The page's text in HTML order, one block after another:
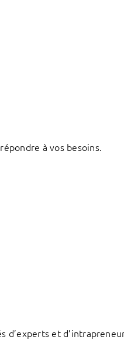
à vos besoins.
d’experts et